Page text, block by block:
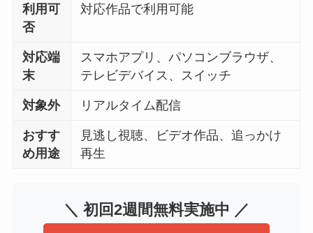
利用可
否
対応作品で利用可能
対応端
末
スマホアプリ、パソコンブラウザ、
テレビデバイス、スイッチ
対象外 リアルタイム配信
おすす
め用途
見逃し視聴、ビデオ作品、追っかけ
再生
＼ 初回2週間無料実施中 ／